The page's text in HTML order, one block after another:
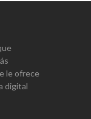
le ofrece
digital